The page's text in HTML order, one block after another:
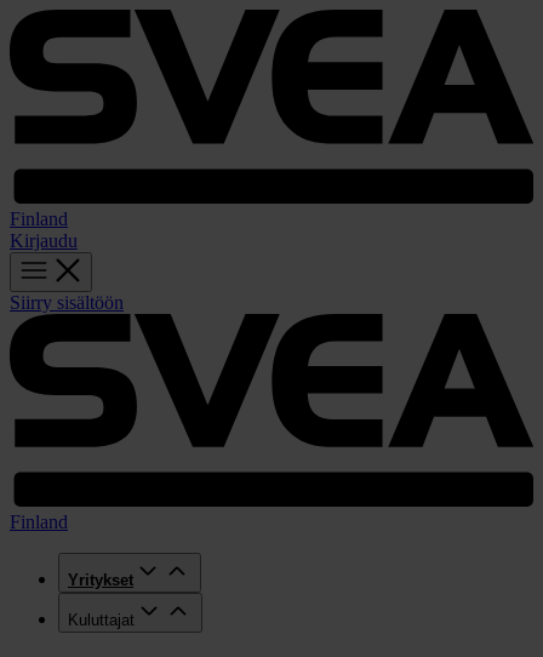
Finland
Kirjaudu
Siirry sisältöön
Finland
Yritykset
Kuluttajat